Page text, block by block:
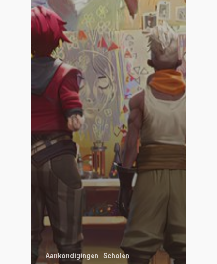
Aankondigingen Scholen